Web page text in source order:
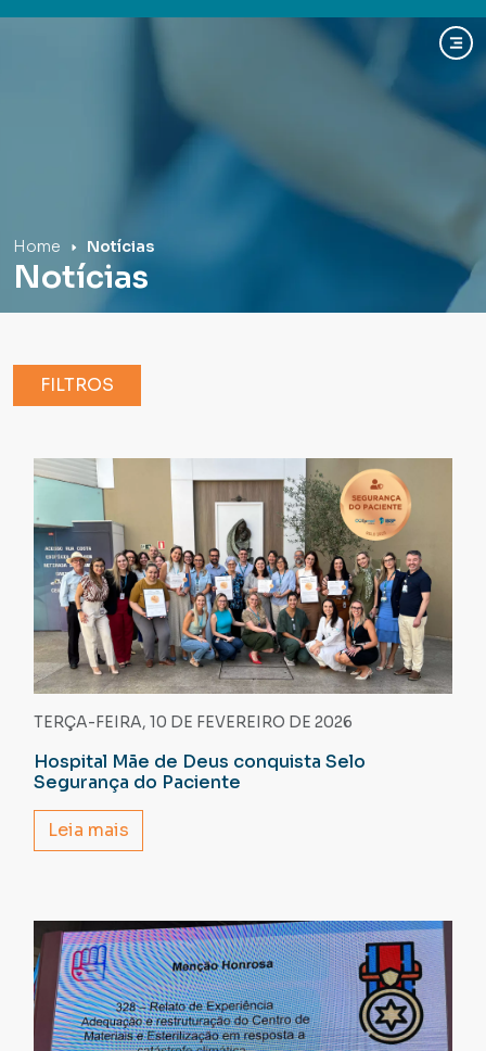
Home Notícias
Notícias
FILTROS
TERÇA-FEIRA, 10 DE FEVEREIRO DE 2026
Hospital Mãe de Deus conquista Selo
Segurança do Paciente
Leia mais